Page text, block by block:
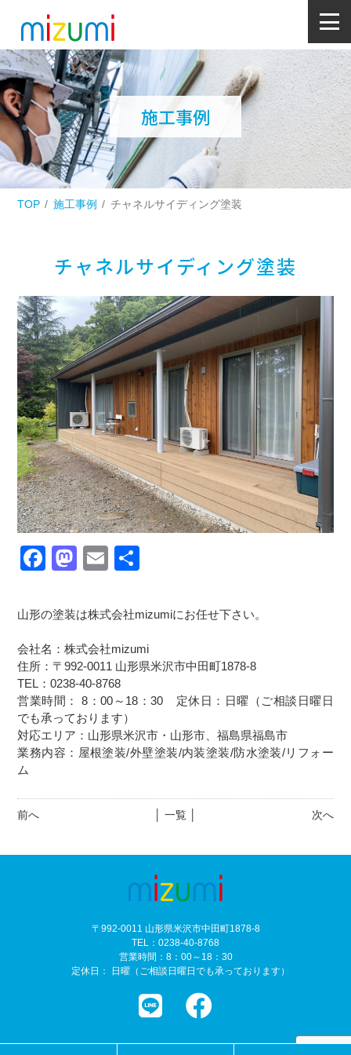
施工事例
TOP 施工事例 チャネルサイディング塗装
チャネルサイディング塗装
Facebook
Mastodon
Email
山形の塗装は株式会社mizumiにお任せ下さい。
会社名：株式会社mizumi
住所：〒992-0011 山形県米沢市中田町1878-8
TEL：0238-40-8768
営業時間： 8：00～18：30 定休日：日曜（ご相談日曜日
でも承っております）
対応エリア：山形県米沢市・山形市、福島県福島市
業務内容：屋根塗装/外壁塗装/内装塗装/防水塗装/リフォー
ム
前へ 次へ
│ 一覧 │
〒992-0011 山形県米沢市中田町1878-8
TEL：0238-40-8768
営業時間：8：00～18：30
定休日： 日曜（ご相談日曜日でも承っております）